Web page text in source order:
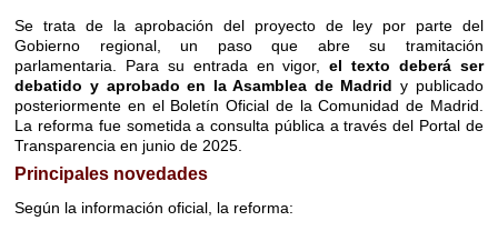
Se trata de la aprobación del proyecto de ley por parte del
Gobierno regional, un paso que abre su tramitación
parlamentaria. Para su entrada en vigor,el texto deberá ser
debatido y aprobado en la Asamblea de Madrid y publicado
posteriormente en el Boletín Oficial de la Comunidad de Madrid.
La reforma fue sometida a consulta pública a través del Portal de
Transparencia en junio de 2025.
Principales novedades
Según la información oficial, la reforma: